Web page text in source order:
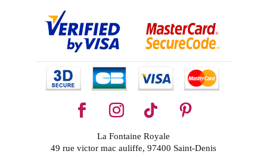
La Fontaine Royale
49 rue victor mac auliffe, 97400 Saint-Denis